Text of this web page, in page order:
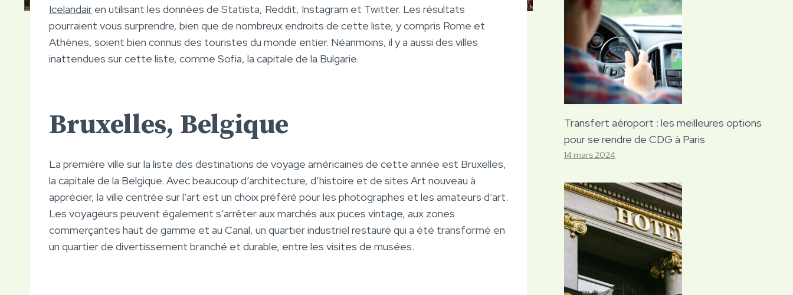
Icelandair en utilisant les données de Statista, Reddit, Instagram et Twitter. Les résultats
pourraient vous surprendre, bien que de nombreux endroits de cette liste, y compris Rome et
Athènes, soient bien connus des touristes du monde entier. Néanmoins, il y a aussi des villes
inattendues sur cette liste, comme Sofia, la capitale de la Bulgarie.
Bruxelles, Belgique
La première ville sur la liste des destinations de voyage américaines de cette année est Bruxelles,
la capitale de la Belgique. Avec beaucoup d’architecture, d’histoire et de sites Art nouveau à
apprécier, la ville centrée sur l’art est un choix préféré pour les photographes et les amateurs d’art.
Les voyageurs peuvent également s’arrêter aux marchés aux puces vintage, aux zones
commerçantes haut de gamme et au Canal, un quartier industriel restauré qui a été transformé en
un quartier de divertissement branché et durable, entre les visites de musées.
Transfert aéroport : les meilleures options
pour se rendre de CDG à Paris
14 mars 2024